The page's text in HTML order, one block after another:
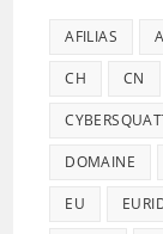
AFILIAS
CH CN
DOMAINE
EU